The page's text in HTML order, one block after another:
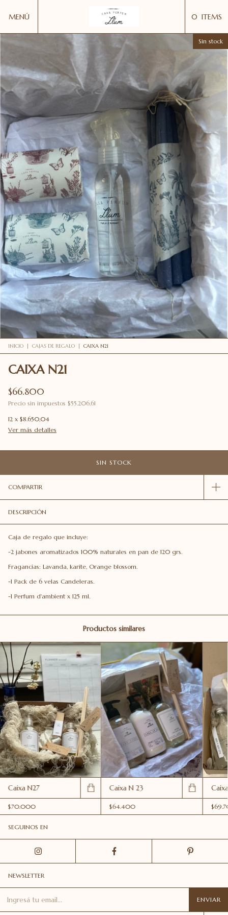
MENÚ 0 ITEMS
Sin stock
INICIO | CAJAS DE REGALO | CAIXA N21
CAIXA N21
$66.800
Precio sin impuestos $55.206,61
12 x $8.650,04
Ver más detalles
COMPARTIR
DESCRIPCIÓN
Caja de regalo que incluye:
-2 jabones aromatizados 100% naturales en pan de 120 grs.
Fragancias: Lavanda, karite, Orange blossom.
-1 Pack de 6 velas Candeleras.
-1 Perfum d'ambient x 125 ml.
Productos similares
Caixa N27
$70.000
Caixa N 23
$64.400
SEGUINOS EN
NEWSLETTER